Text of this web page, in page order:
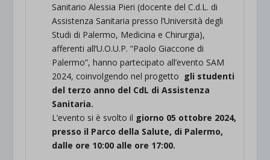
Sanitario Alessia Pieri (docente del C.d.L. di
Assistenza Sanitaria presso l’Università degli
Studi di Palermo, Medicina e Chirurgia),
afferenti all’U.O.U.P. “Paolo Giaccone di
Palermo”, hanno partecipato all’evento SAM
2024, coinvolgendo nel progetto gli studenti
del terzo anno del CdL di Assistenza
Sanitaria.
L’evento si è svolto il giorno 05 ottobre 2024,
presso il Parco della Salute, di Palermo,
dalle ore 10:00 alle ore 17:00.